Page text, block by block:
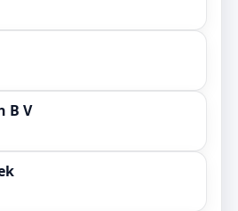
B V